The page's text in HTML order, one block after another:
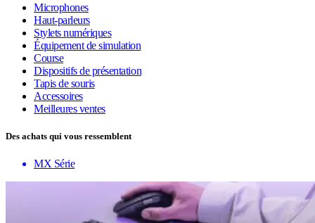
Microphones
Haut-parleurs
Stylets numériques
Équipement de simulation
Course
Dispositifs de présentation
Tapis de souris
Accessoires
Meilleures ventes
Des achats qui vous ressemblent
MX Série